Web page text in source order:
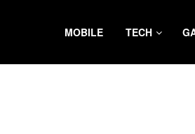
MOBILE TECH